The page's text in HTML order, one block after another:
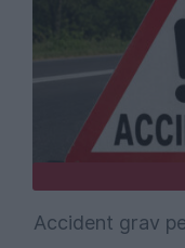
Accident grav